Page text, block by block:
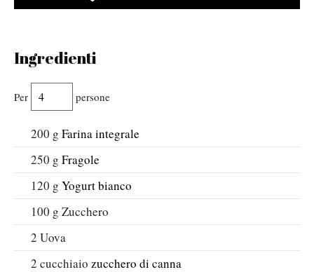
Ingredienti
Per persone
200 g Farina integrale
250 g Fragole
120 g Yogurt bianco
100 g Zucchero
2 Uova
2 cucchiaio zucchero di canna